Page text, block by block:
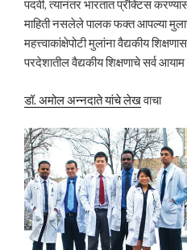
पदवी, त्यानंतर भारतात प्रॅक्टिस
माहिती नसलेले पालक फक्त आपल्या मुलाने
महत्त्वाकांक्षेपोटी मुलांना वैद्यकीय
परदेशातील वैद्यकीय शिक्षणाचे सर्व
डॉ. अमोल अन्नदाते यांचे लेखवाचा